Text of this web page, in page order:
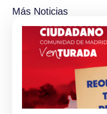
Más Noticias